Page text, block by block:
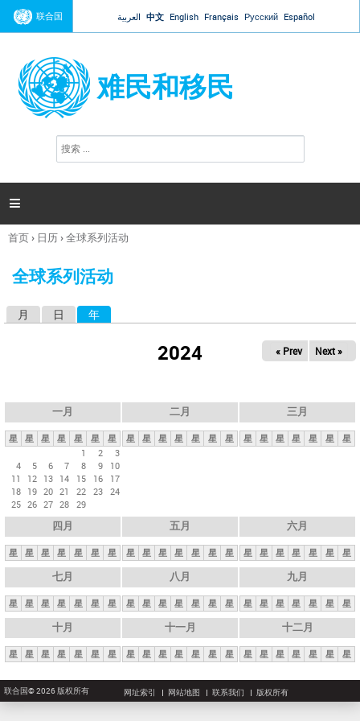
Jump to navigation
联合国 العربية 中文 English Français Русский Español
难民和移民
搜
索

你
这
首页› 日历›全球系列活动
全球系列活动
月 日 年
2024 « Prev Next »
一月
星 星 星 星 星 星
星
1
2
3
4
5 6 7 8 9
10
11
12 13 14 15 16
17
18 19 20 21 22 23 24
25 26 27 28 29
二月
星 星 星 星 星 星 星
三月
星 星 星 星 星 星 星
四月
星 星 星 星 星 星 星
五月
星 星 星 星 星 星 星
六月
星 星 星 星 星 星 星
七月
星 星 星 星 星 星 星
八月
星 星 星 星 星 星 星
九月
星 星 星 星 星 星 星
十月
星 星 星 星 星 星 星
十一月
星 星 星 星 星 星 星
十二月
星 星 星 星 星 星 星
联合国© 2026 版权所有 网址索引 网站地图 联系我们 版权所有